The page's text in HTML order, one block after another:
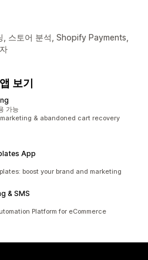
, 스토어 분석, Shopify Payments,
보기
가능
& abandoned cart recovery
App
boost your brand and marketing
& SMS
Platform for eCommerce